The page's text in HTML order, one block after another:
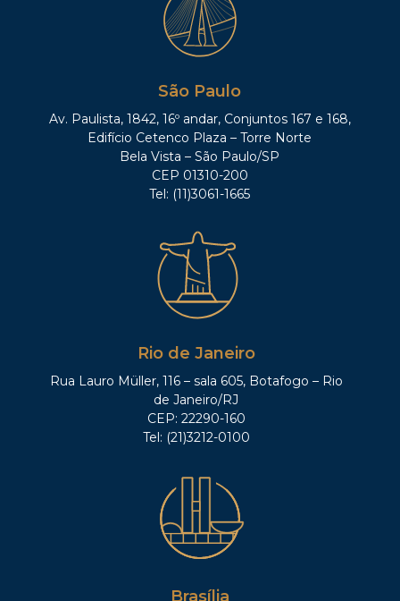
São Paulo
Av. Paulista, 1842, 16º andar, Conjuntos 167 e 168,
Edifício Cetenco Plaza – Torre Norte
Bela Vista – São Paulo/SP
CEP 01310-200
Tel: (11)3061-1665
Rio de Janeiro
Rua Lauro Müller, 116 – sala 605, Botafogo – Rio
de Janeiro/RJ
CEP: 22290-160
Tel: (21)3212-0100
Brasília